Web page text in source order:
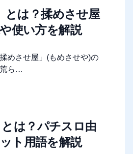
とは？揉めさせ屋
使い方を解説
めさせ屋」(もめさせや)の
ら…
とは？パチスロ由
ト用語を解説